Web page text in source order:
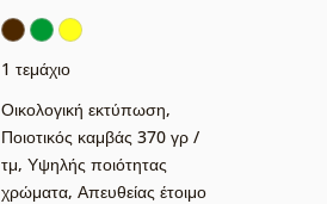
1 τεμάχιο
Οικολογική εκτύπωση,
Ποιοτικός καμβάς 370 γρ /
τμ, Υψηλής ποιότητας
χρώματα, Απευθείας έτοιμο